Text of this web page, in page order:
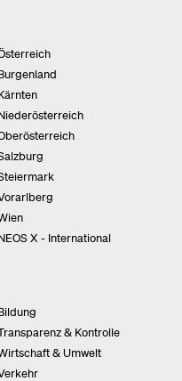
X - International
& Kontrolle
& Umwelt